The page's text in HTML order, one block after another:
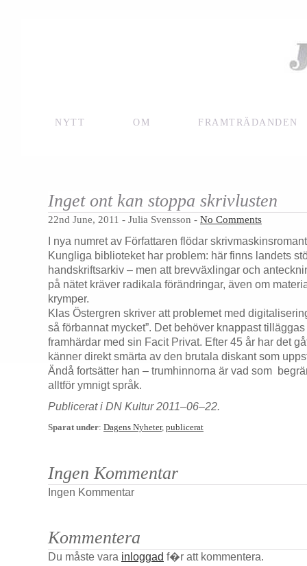
NYTT OM FRAMTRÄDANDEN
Inget ont kan stoppa skrivlusten
22nd June, 2011 - Julia Svensson - No Comments
I nya numret av Författaren flödar
Kungliga biblioteket har problem: här finns landets
handskriftsarkiv – men att brevväxlingar och
på nätet kräver radikala förändringar, även om
krymper.
Klas Östergren skriver att problemet med
så förbannat mycket”. Det behöver knappast
framhärdar med sin Facit Privat. Efter 45 år har det
känner direkt smärta av den brutala diskant som
Ändå fortsätter han – trumhinnorna är vad som
alltför ymnigt språk.
Publicerat i DN Kultur 2011–06–22.
Sparat under: Dagens Nyheter, publicerat
Ingen Kommentar
Ingen Kommentar
Kommentera
Du måste vara inloggad f�r att kommentera.